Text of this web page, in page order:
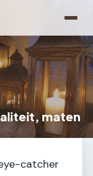
maten
catcher